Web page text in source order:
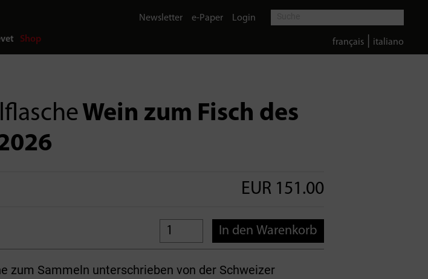
Shop
Newsletter e-Paper Login
français italiano
Wein zum Fisch des
EUR 151.00
In den Warenkorb
zum Sammeln unterschrieben von der Schweizer